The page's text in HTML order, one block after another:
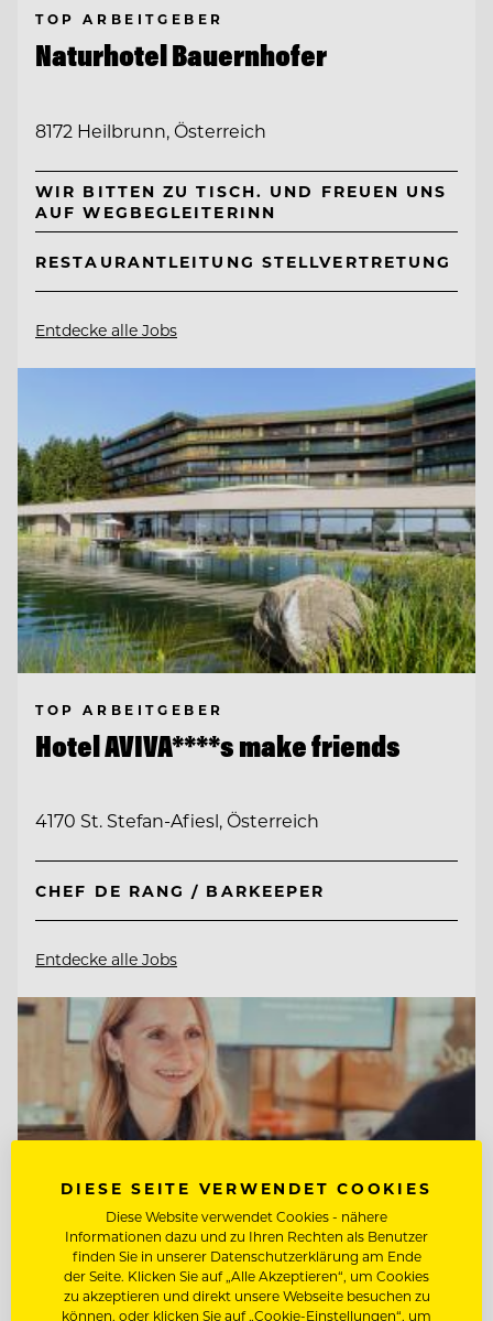
TOP ARBEITGEBER
Naturhotel Bauernhofer
8172 Heilbrunn, Österreich
WIR BITTEN ZU TISCH. UND FREUEN UNS
AUF WEGBEGLEITERINN
RESTAURANTLEITUNG STELLVERTRETUNG
Entdecke alle Jobs
TOP ARBEITGEBER
Hotel AVIVA****s make friends
4170 St. Stefan-Afiesl, Österreich
CHEF DE RANG / BARKEEPER
Entdecke alle Jobs
DIESE SEITE VERWENDET COOKIES
Diese Website verwendet Cookies - nähere
Informationen dazu und zu Ihren Rechten als Benutzer
finden Sie in unserer Datenschutzerklärung am Ende
der Seite. Klicken Sie auf „Alle Akzeptieren“, um Cookies
zu akzeptieren und direkt unsere Webseite besuchen zu
können, oder klicken Sie auf „Cookie-Einstellungen“, um